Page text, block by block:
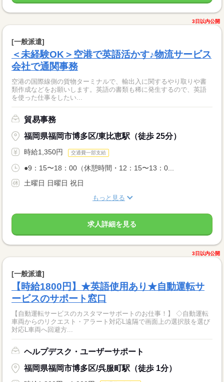
3日以内公開
[一般派遣]
＜未経験OK＞空港で英語活かす♪物流サービス
会社で通関事務
空港の国際線側の貨物ターミナルで、輸出入に関するやり取りや書
類作成などをお願いします。英語の書類も稀に発生するので、英語
を使った仕事をしたい...
貿易事務
福岡県福岡市博多区/東比恵駅（徒歩 25分）
時給1,350円 交通費一部支給
●9：15〜18：00（休憩時間・12：15〜13：0...
土曜日 日曜日 祝日
もっと見る
求人詳細を見る
3日以内公開
[一般派遣]
【時給1800円】★英語使用あり★自動運転サ
ービスのサポート窓口
【自動運転サービスのカスタマーサポートのお仕事！】 ◇自動運転
車両からのリクエスト・アラート対応L遠隔で画面上の選択肢を選び
対応L車両へ回避方...
ヘルプデスク・ユーザーサポート
福岡県福岡市博多区/呉服町駅（徒歩 1分）